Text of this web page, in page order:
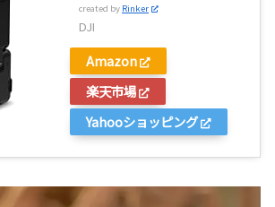
created by Rinker
DJI
Amazon
楽天市場
Yahooショッピング